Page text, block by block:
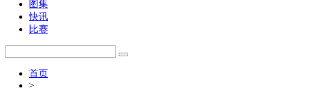
图集
快讯
比赛
首页
>